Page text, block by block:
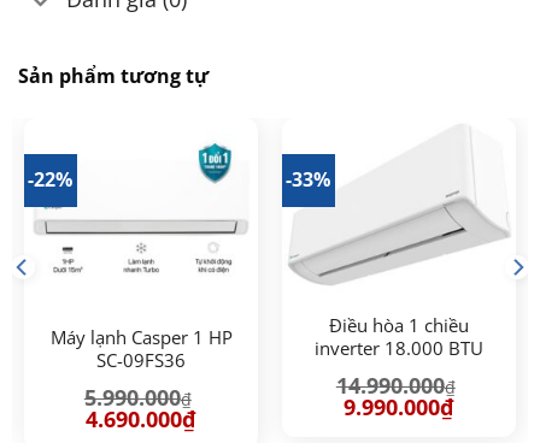
Sản phẩm tương tự
-22%
Máy lạnh Casper 1 HP
SC-09FS36
5.990.000₫
Giá
gốc
4.690.000₫Giá
-33%
Điều hòa 1 chiều
inverter 18.000 BTU
14.990.000₫
Giá
gốc
9.990.000₫Giá